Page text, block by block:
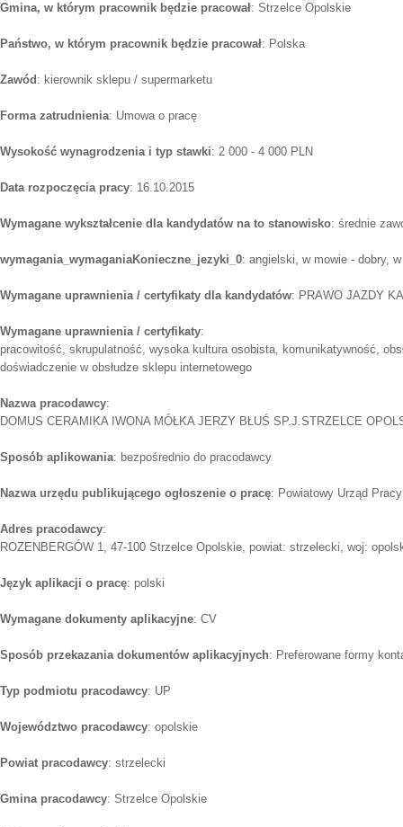
Gmina, w którym pracownik będzie pracował: Strzelce Opolskie
Państwo, w którym pracownik będzie pracował: Polska
Zawód : kierownik sklepu / supermarketu
Forma zatrudnienia: Umowa o pracę
Wysokość wynagrodzenia i typ stawki: 2 000 - 4 000 PLN
Data rozpoczęcia pracy: 16.10.2015
Wymagane wykształcenie dla kandydatów na to stanowisko: średnie
wymagania_wymaganiaKonieczne_jezyki_0: angielski, w mowie - dobry,
Wymagane uprawnienia / certyfikaty dla kandydatów: PRAWO JAZDY
Wymagane uprawnienia / certyfikaty:
pracowitość, skrupulatność, wysoka kultura osobista, komunikatywność,
doświadczenie w obsłudze sklepu internetowego
Nazwa pracodawcy:
DOMUS CERAMIKA IWONA MÓŁKA JERZY BŁUŚ SP.J.STRZELCE
Sposób aplikowania: bezpośrednio do pracodawcy
Nazwa urzędu publikującego ogłoszenie o pracę: Powiatowy Urząd
Adres pracodawcy:
ROZENBERGÓW 1, 47-100 Strzelce Opolskie, powiat: strzelecki, woj:
Język aplikacji o pracę: polski
Wymagane dokumenty aplikacyjne: CV
Sposób przekazania dokumentów aplikacyjnych: Preferowane formy
Typ podmiotu pracodawcy: UP
Województwo pracodawcy: opolskie
Powiat pracodawcy: strzelecki
Gmina pracodawcy: Strzelce Opolskie